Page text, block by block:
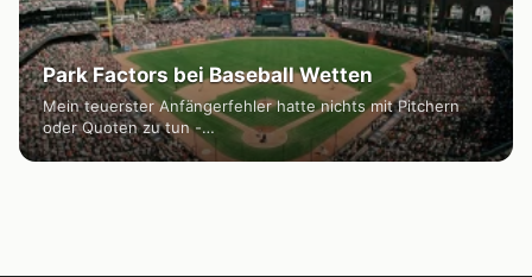
Park Factors bei Baseball Wetten
Mein teuerster Anfängerfehler hatte nichts mit Pitchern
oder Quoten zu tun -…